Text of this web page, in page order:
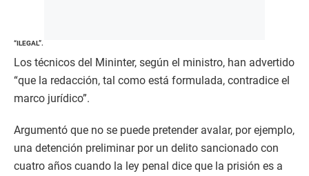
“ILEGAL”.
Los técnicos del Mininter, según el ministro, han advertido
“que la redacción, tal como está formulada, contradice el
marco jurídico”.
Argumentó que no se puede pretender avalar, por ejemplo,
una detención preliminar por un delito sancionado con
cuatro años cuando la ley penal dice que la prisión es a